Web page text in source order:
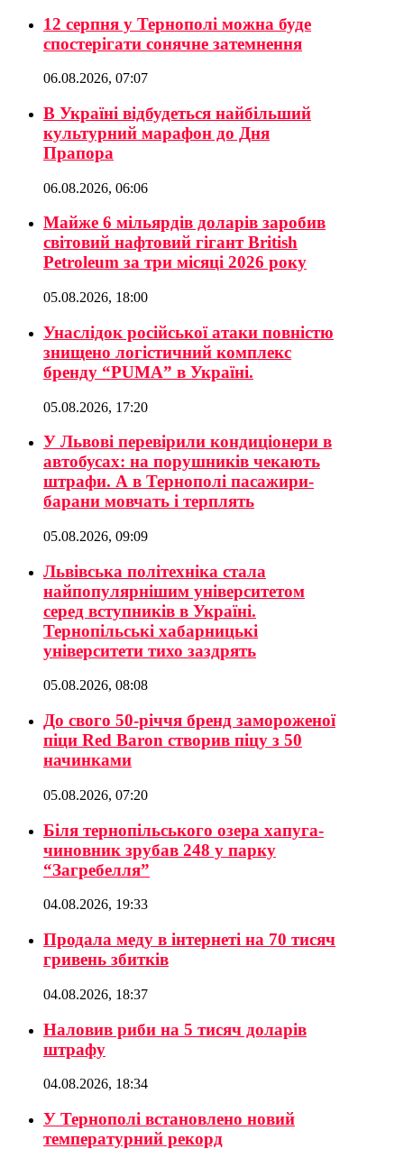
12 серпня у Тернополі можна буде
спостерігати сонячне затемнення
06.08.2026, 07:07
В Україні відбудеться найбільший
культурний марафон до Дня
Прапора
06.08.2026, 06:06
Майже 6 мільярдів доларів заробив
світовий нафтовий гігант British
Petroleum за три місяці 2026 року
05.08.2026, 18:00
Унаслідок російської атаки повністю
знищено логістичний комплекс
бренду “PUMA” в Україні.
05.08.2026, 17:20
У Львові перевірили кондиціонери в
автобусах: на порушників чекають
штрафи. А в Тернополі пасажири-
барани мовчать і терплять
05.08.2026, 09:09
Львівська політехніка стала
найпопулярнішим університетом
серед вступників в Україні.
Тернопільські хабарницькі
університети тихо заздрять
05.08.2026, 08:08
До свого 50-річчя бренд замороженої
піци Red Baron створив піцу з 50
начинками
05.08.2026, 07:20
Біля тернопільського озера хапуга-
чиновник зрубав 248 у парку
“Загребелля”
04.08.2026, 19:33
Продала меду в інтернеті на 70 тисяч
гривень збитків
04.08.2026, 18:37
Наловив риби на 5 тисяч доларів
штрафу
04.08.2026, 18:34
У Тернополі встановлено новий
температурний рекорд